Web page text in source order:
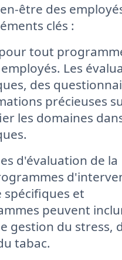
être des
clés :
tout
Les
des
précieuses
les domaines
d'évaluation de la
spécifiques et
peuvent
gestion du stress,
tabac.